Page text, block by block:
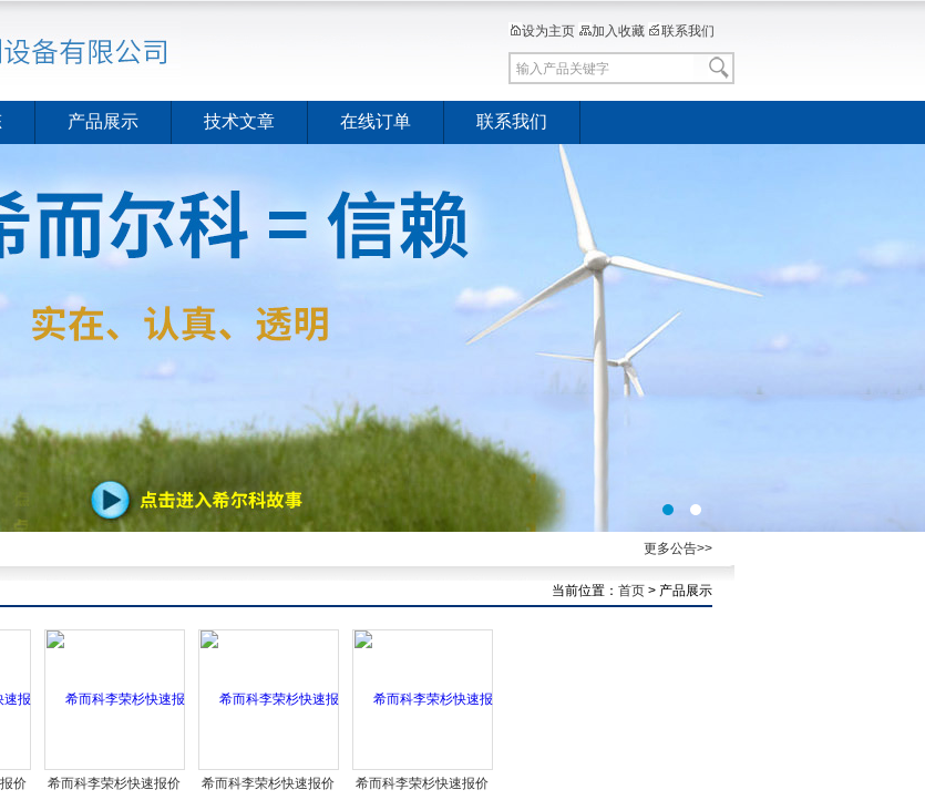
设为主页 加入收藏 联系我们
产品展示 技术文章 在线订单 联系我们
更多公告>>
当前位置： 首页 > 产品展示
价
希而科李荣杉快速报价
希而科李荣杉快速报价
希而科李荣杉快速报价